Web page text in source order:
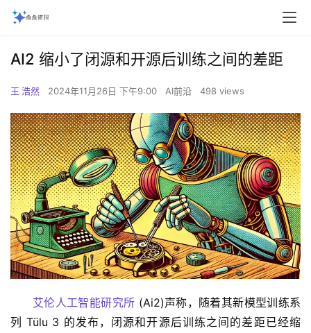
AI2 缩小了闭源和开源后训练之间的差距
王 浩然 2024年11月26日 下午9:00 AI前沿 498 views
艾伦人工智能研究所 (Ai2)声称，随着其新模型训练系
列 Tülu 3 的发布，闭源和开源后训练之间的差距已经缩